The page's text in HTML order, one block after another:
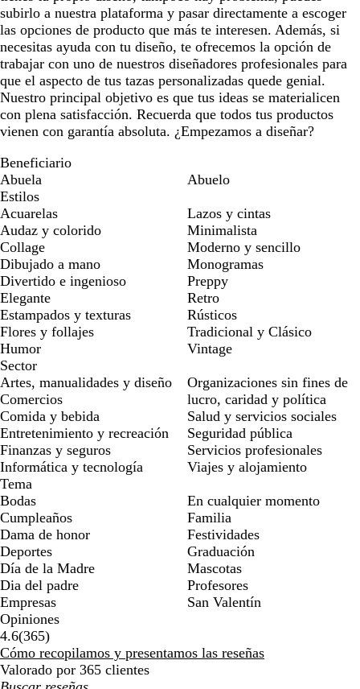
subirlo a nuestra plataforma y pasar directamente a escoger
las opciones de producto que más te interesen. Además, si
necesitas ayuda con tu diseño, te ofrecemos la opción de
trabajar con uno de nuestros diseñadores profesionales para
que el aspecto de tus tazas personalizadas quede genial.
Nuestro principal objetivo es que tus ideas se materialicen
con plena satisfacción. Recuerda que todos tus productos
vienen con garantía absoluta. ¿Empezamos a diseñar?
Beneficiario
Abuela
Abuelo
Estilos
Acuarelas
Audaz y colorido
Collage
Dibujado a mano
Divertido e ingenioso
Elegante
Estampados y texturas
Flores y follajes
Humor
Lazos y cintas
Minimalista
Moderno y sencillo
Monogramas
Preppy
Retro
Rústicos
Tradicional y Clásico
Vintage
Sector
Artes, manualidades y diseño
Comercios
Comida y bebida
Entretenimiento y recreación
Finanzas y seguros
Informática y tecnología
Organizaciones sin fines de
lucro, caridad y política
Salud y servicios sociales
Seguridad pública
Servicios profesionales
Viajes y alojamiento
Tema
Bodas
Cumpleaños
Dama de honor
Deportes
Día de la Madre
Dia del padre
Empresas
En cualquier momento
Familia
Festividades
Graduación
Mascotas
Profesores
San Valentín
Opiniones
4.6(365365
reseñas
)
Cómo recopilamos y presentamos las reseñas
Valorado por 365 clientes